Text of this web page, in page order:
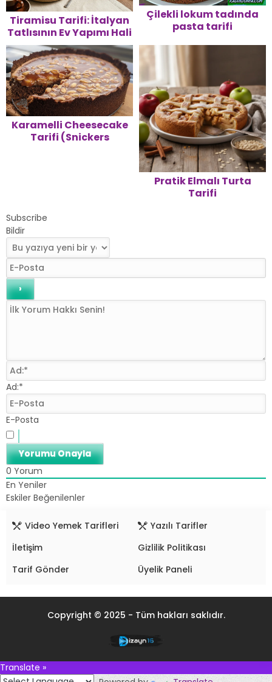
Tiramisu Tarifi: İtalyan
Tatlısının Ev Yapımı Hali
Çilekli lokum tadında
pasta tarifi
Karamelli Cheesecake
Tarifi (Snickers
Pratik Elmalı Turta
Tarifi
Subscribe
Bildir
Ad:*
E-Posta
0 Yorum
En Yeniler
Eskiler Beğenilenler
Video Yemek Tarifleri
Yazılı Tarifler
İletişim
Gizlilik Politikası
Tarif Gönder
Üyelik Paneli
Copyright © 2025 - Tüm hakları saklıdır.
Translate »